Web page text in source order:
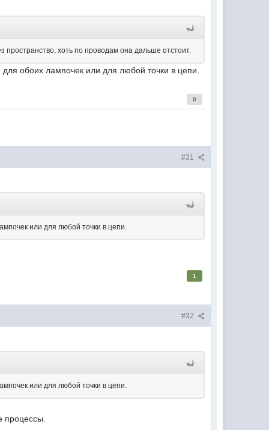
пространство, хоть по проводам она дальше отстоит.
обоих лампочек или для любой точки в цепи.
0
#31
или для любой точки в цепи.
1
#32
или для любой точки в цепи.
процессы.